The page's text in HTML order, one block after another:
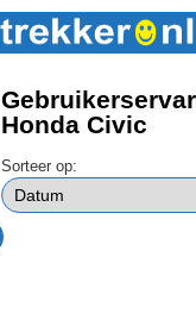
Honda Civic
Sorteer op: